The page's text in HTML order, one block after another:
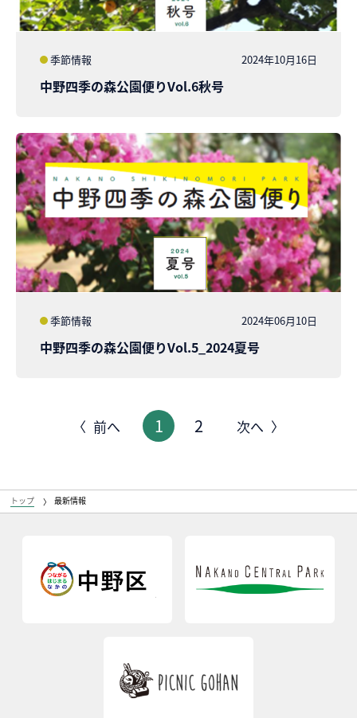
季節情報 2024年10月16日
中野四季の森公園便りVol.6秋号
季節情報 2024年06月10日
中野四季の森公園便りVol.5_2024夏号
前へ 1 2 次へ
トップ 最新情報